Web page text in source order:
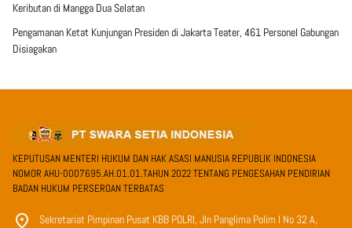
Keributan di Mangga Dua Selatan
Pengamanan Ketat Kunjungan Presiden di Jakarta Teater, 461 Personel Gabungan
Disiagakan
KEPUTUSAN MENTERI HUKUM DAN HAK ASASI MANUSIA REPUBLIK INDONESIA
NOMOR AHU-0007695.AH.01.01.TAHUN 2022 TENTANG PENGESAHAN PENDIRIAN
BADAN HUKUM PERSEROAN TERBATAS
Sekretariat Pimpinan Pusat KBB POLRI, Jln Panglima Polim I No 32 A,